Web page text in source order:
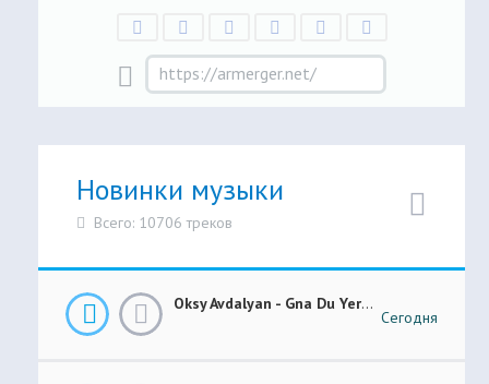
Новинки музыки
Всего: 10706 треков
Oksy Avdalyan - Gna Du Yerevanic
Сегодня